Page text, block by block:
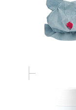
サッカー日
フィシャル
商品
カー日本代表
ブラー